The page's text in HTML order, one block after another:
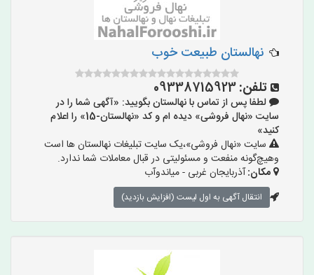
نهالستان طبیعت خوب
تلفن:09338715923
لطفا پس از تماس با نهالستان بگویید: «آگهی شما را در
سایت «نهال فروشی» دیده ام و کد «نهالستان-15» را اعلام
کنید»
سایت «نهال فروشی»،یک سایت تبلیغات نهالستان ها است
وهیچ‌گونه منفعت و مسئولیتی در قبال معاملات شما ندارد.
مکان:آذربایجان غربی - میاندوآب
انتقال آگهی به اول لیست (افزایش بازدید)